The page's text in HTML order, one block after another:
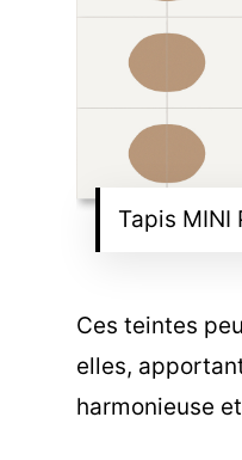
Tapis MINI
Ces teintes
elles,
harmonieuse